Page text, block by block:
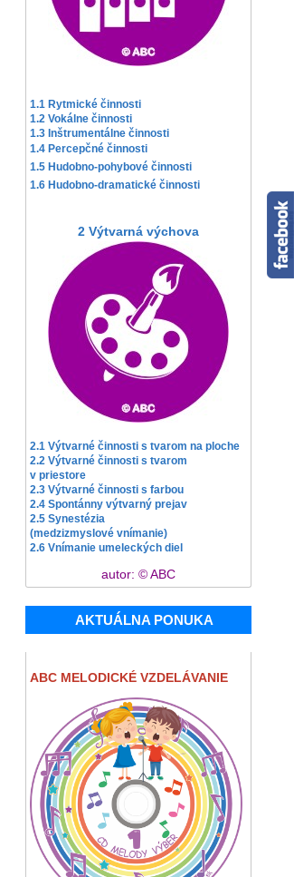
1.1 Rytmické činnosti
1.2 Vokálne činnosti
1.3 Inštrumentálne činnosti
1.4 Percepčné činnosti
1.5 Hudobno-pohybové činnosti
1.6 Hudobno-dramatické činnosti
2 Výtvarná výchova
2.1 Výtvarné činnosti s tvarom na ploche
2.2 Výtvarné činnosti s tvarom
v priestore
2.3 Výtvarné činnosti s farbou
2.4 Spontánny výtvarný prejav
2.5 Synestézia
(medzizmyslové vnímanie)
2.6 Vnímanie umeleckých diel
autor: © ABC
AKTUÁLNA PONUKA
ABC MELODICKÉ VZDELÁVANIE